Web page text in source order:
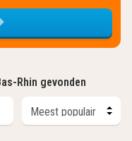
Rhin gevonden